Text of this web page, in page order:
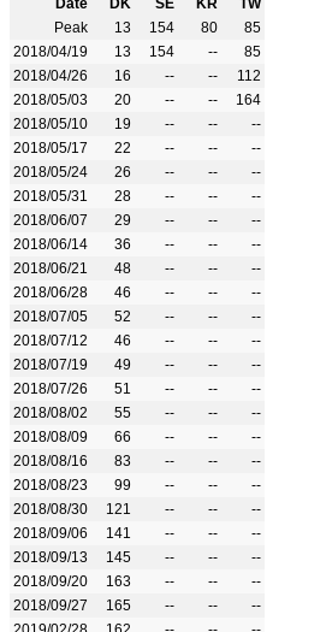
Date DK SE KR
TW
Peak
13 154 80
85
2018/04/19
13 154 --
85
2018/04/26
16 -- --
112
2018/05/03
20 -- --
164
2018/05/10
19 -- --
--
2018/05/17
22 -- --
--
2018/05/24
26 -- --
--
2018/05/31
28 -- --
--
2018/06/07
29 -- --
--
2018/06/14
36 -- --
--
2018/06/21
48 -- --
--
2018/06/28
46 -- --
--
2018/07/05
52 -- --
--
2018/07/12
46 -- --
--
2018/07/19
49 -- --
--
2018/07/26
51 -- --
--
2018/08/02
55 -- --
--
2018/08/09
66 -- --
--
2018/08/16
83 -- --
--
2018/08/23
99 -- --
--
2018/08/30
121 -- --
--
2018/09/06
141 -- --
--
2018/09/13
145 -- --
--
2018/09/20
163 -- --
--
2018/09/27
165 -- --
--